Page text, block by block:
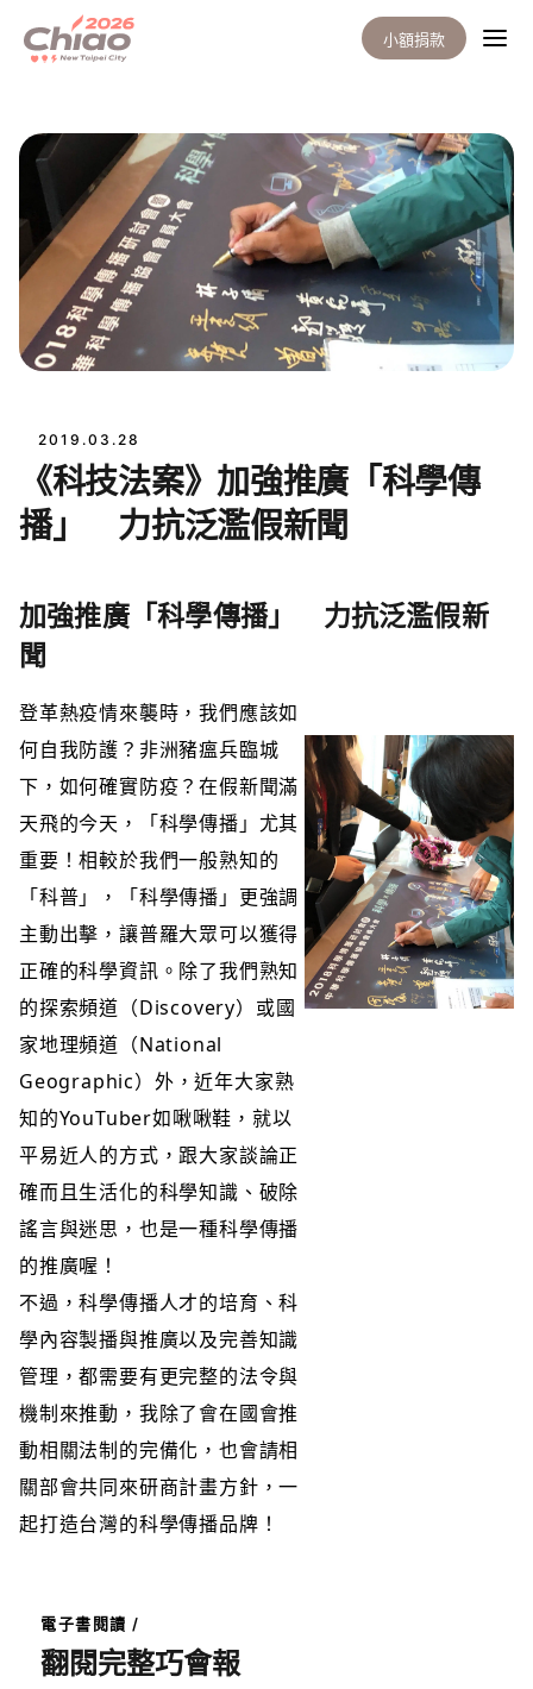
小額捐款
2019.03.28
《科技法案》加強推廣「科學傳
播」 力抗泛濫假新聞
加強推廣「科學傳播」 力抗泛濫假新
聞
登革熱疫情來襲時，我們應該如
何自我防護？非洲豬瘟兵臨城
下，如何確實防疫？在假新聞滿
天飛的今天，「科學傳播」尤其
重要！相較於我們一般熟知的
「科普」，「科學傳播」更強調
主動出擊，讓普羅大眾可以獲得
正確的科學資訊。除了我們熟知
的探索頻道（Discovery）或國
家地理頻道（National
Geographic）外，近年大家熟
知的YouTuber如啾啾鞋，就以
平易近人的方式，跟大家談論正
確而且生活化的科學知識、破除
謠言與迷思，也是一種科學傳播
的推廣喔！
不過，科學傳播人才的培育、科
學內容製播與推廣以及完善知識
管理，都需要有更完整的法令與
機制來推動，我除了會在國會推
動相關法制的完備化，也會請相
關部會共同來研商計畫方針，一
起打造台灣的科學傳播品牌！
電子書閱讀 /
翻閱完整巧會報